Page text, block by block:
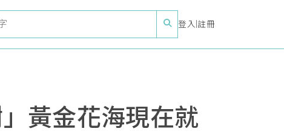
登入 註冊
黃金花海現在就